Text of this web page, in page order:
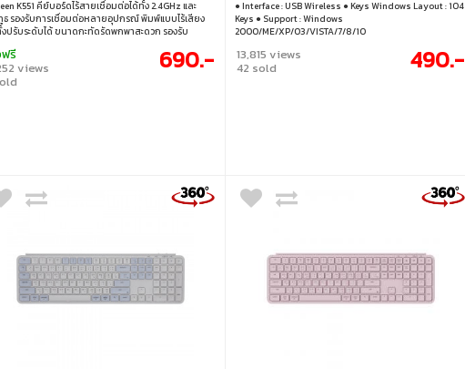
K551 คีย์บอร์ดไร้สายเชื่อมต่อได้ทั้ง 2.4GHz และ
รองรับการเชื่อมต่อหลายอุปกรณ์ พิมพ์แบบไร้เสียง
ปรับระดับได้ ขนาดกะทัดรัดพกพาสะดวก รองรับ
AAA 2 ก้อน พร้อมดีไซน์ทันสมัยและน้ำหนักเบา เหมาะ
งานและพกติดกระเป๋า • การเชื่อมต่อไร้สาย 2.4GHz /
• พิมพ์แบบไร้เสียง • การเชื่อมต่อหลายอุปกรณ์ สลับ
รี
views 690.-
● Interface : USB Wireless ● Keys Windows Layout : 104
Keys ● Support : Windows
2000/ME/XP/03/VISTA/7/8/10
13,815 views
42 sold 490.-